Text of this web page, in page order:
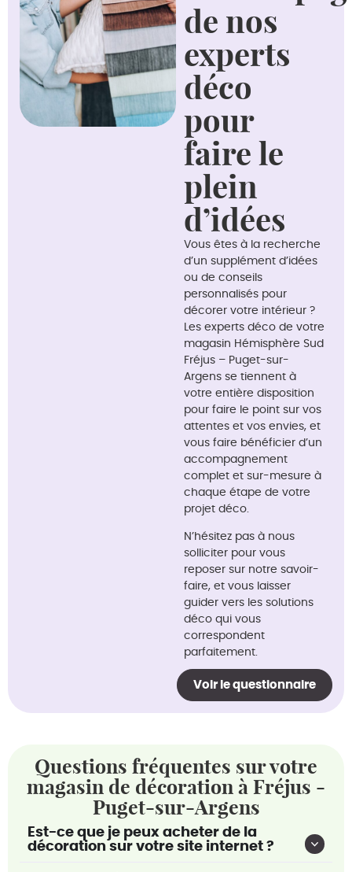
de nos
experts
déco
pour
faire le
plein
d’idées
Vous êtes à la recherche
d’un supplément d’idées
ou de conseils
personnalisés pour
décorer votre intérieur ?
Les experts déco de votre
magasin Hémisphère Sud
Fréjus – Puget-sur-
Argens se tiennent à
votre entière disposition
pour faire le point sur vos
attentes et vos envies, et
vous faire bénéficier d’un
accompagnement
complet et sur-mesure à
chaque étape de votre
projet déco.
N’hésitez pas à nous
solliciter pour vous
reposer sur notre savoir-
faire, et vous laisser
guider vers les solutions
déco qui vous
correspondent
parfaitement.
Voir le questionnaire
Questions fréquentes sur votre
magasin de décoration à Fréjus -
Puget-sur-Argens
Est-ce que je peux acheter de la
décoration sur votre site internet ?